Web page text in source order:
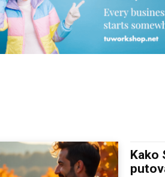
Kako